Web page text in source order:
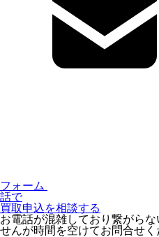
フォーム
話で
買取申込を相談する
お電話が混雑しており繋がら
せんが時間を空けてお問合せく